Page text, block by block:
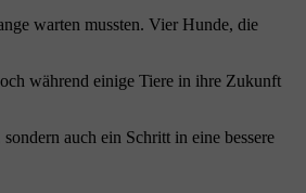
warten mussten. Vier Hunde, die
während einige Tiere in ihre Zukunft
auch ein Schritt in eine bessere